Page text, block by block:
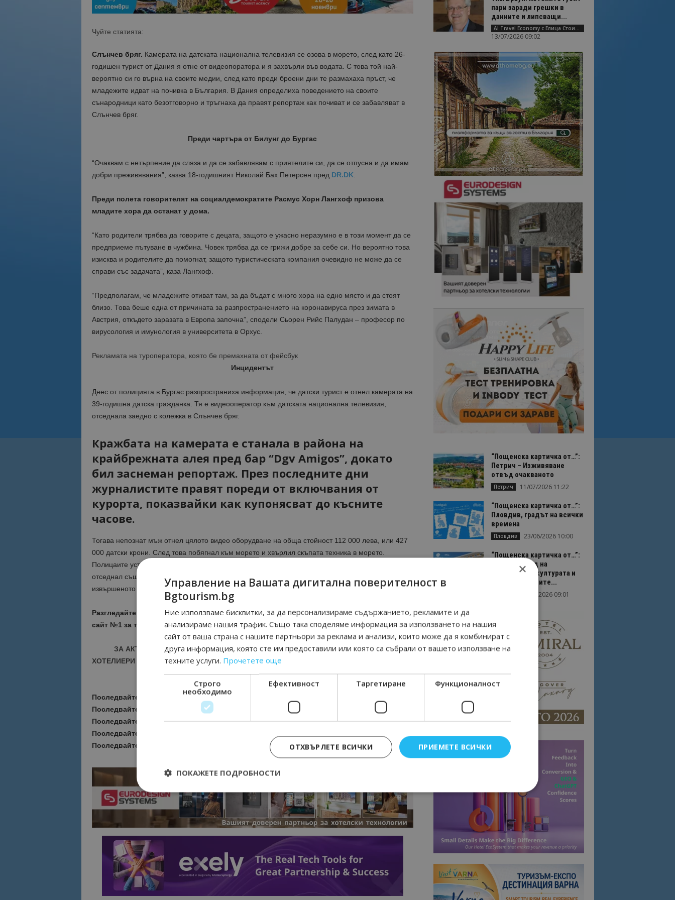
Чуйте статията:
Слънчев бряг. Камерата на датската национална телевизия се озова в морето, след като 26-
годишен турист от Дания я отне от видеопоратора и я захвърли във водата. С това той най-
вероятно си го върна на своите медии, след като преди броени дни те размахаха пръст, че
младежите идват на почивка в България. В Дания определиха поведението на своите
сънародници като безотговорно и тръгнаха да правят репортаж как почиват и се забавляват в
Слънчев бряг.
Преди чартъра от Билунг до Бургас
“Очаквам с нетърпение да сляза и да се забавлявам с приятелите си, да се отпусна и да имам
добри преживявания”, казва 18-годишният Николай Бах Петерсен пред DR.DK
Преди полета говорителят на социалдемократите Расмус Хорн Лангхоф призова
младите хора да останат у дома.
“Като родители трябва да говорите с децата, защото е ужасно неразумно е в този момент да се
предприеме пътуване в чужбина. Човек трябва да се грижи добре за себе си. Но вероятно това
изисква и родителите да помогнат, защото туристическата компания очевидно не може да се
справи със задачата”, каза Лангхоф.
“Предполагам, че младежите отиват там, за да бъдат с много хора на едно място и да стоят
близо. Това беше една от причината за разпространението на коронавируса през зимата в
Австрия, откъдето заразата в Европа започна”, сподели Сьорен Рийс Палудан – професор по
вирусология и имунология в университета в Орхус.
Рекламата на туроператора, която бе премахната от фейсбук
Инцидентът
Днес от полицията в Бургас разпространиха информация, че датски турист е отнел камерата на
39-годишна датска гражданка. Тя е видеооператор към датската национална телевизия,
отседнала заедно с колежка в Слънчев бряг.
Кражбата на камерата е станала в района на
крайбрежната алея пред бар “Dgv Amigos”, докато
бил заснеман репортаж. През последните дни
журналистите правят пореди от включвания от
курорта, показвайки как купонясват до късните
часове.
Тогава непознат мъж отнел цялото видео оборудване на обща стойност 112 000 лева, или 427
000 датски крони. След това побягнал към морето и хвърлил скъпата техника в морето.
Полицаите установили извършителят – оказало се, че това е 26-годишен датски турист, който е
отседнал също в Слънчев бряг. До момента датчанинът не е дал адекватно обяснение за
извършеното деяние, а по случая е образувано досъдебно производство.
Разгледайте възможностите за рекламно и информационно присъствие в новинарски
сайт №1 за туризъм в БългарияТУК
ЗА АКТУАЛНИ НОВИНИ И ПРОМОЦИИ НА АВИОКОМПАНИИ, ТУРОПЕРАТОРИ И
ХОТЕЛИЕРИ - ПРИСЪЕДИНЕТЕ СЕ КЪМ ВАЙБЪР КАНАЛА НА BGTOURISM.BG -
ТУК!
Последвайте ни за още актуални новини
Последвайте
Bgtourism.bg във VIBER
Последвайте
Bgtourism.bg вINSTAGRAM
Последвайте
Последвайте
пари заради грешки в
данните и липсващи...
AI Travel Economy с Елица Стоилова
13/07/2026 09:02
“Пощенска картичка от…”:
Петрич – Изживяване
отвъд очакваното
Петрич 11/07/2026 11:22
“Пощенска картичка от…”:
Пловдив, градът на всички
времена
Пловдив 23/06/2026 10:00
“Пощенска картичка от…”:
Перник – град на
традициите, културата и
вдъхновяващите...
17/06/2026 09:01
×
Управление на Вашата дигитална поверителност в
Bgtourism.bg
Ние използваме бисквитки, за да персонализираме съдържанието, рекламите и да
анализираме нашия трафик. Също така споделяме информация за използването на нашия
сайт от ваша страна с нашите партньори за реклама и анализи, които може да я комбинират с
друга информация, която сте им предоставили или която са събрали от вашето използване на
техните услуги. Прочетете още
Строго
необходимо
Ефективност Таргетиране Функционалност
ПРИЕМЕТЕ ВСИЧКИ
ОТХВЪРЛЕТЕ ВСИЧКИ
ПОКАЖЕТЕ ПОДРОБНОСТИ
Строго необходимо Ефективност Таргетиране Функционалност
Строго необходимите бисквитки позволяват основната функционалност на уебсайта, като потребителско влизане и
управление на акаунта. Уебсайтът не може да се използва правилно без строго необходими бисквитки.
Име
Доставчик/
Домейн
Валиден
до
Описание
cookie_notice_accepted
lisandraramos.com
7 дни
Тази бисквитка се използва, за да запомните съгласието
на потребителя за използването на бисквитки на сайта.